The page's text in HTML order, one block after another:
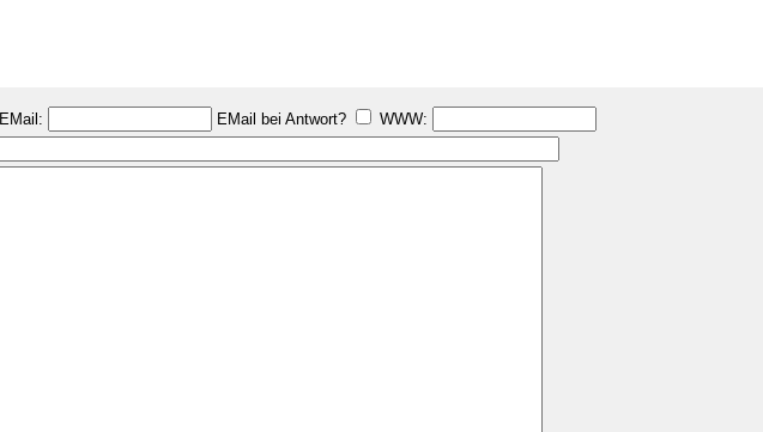
EMail: EMail bei Antwort?
WWW: